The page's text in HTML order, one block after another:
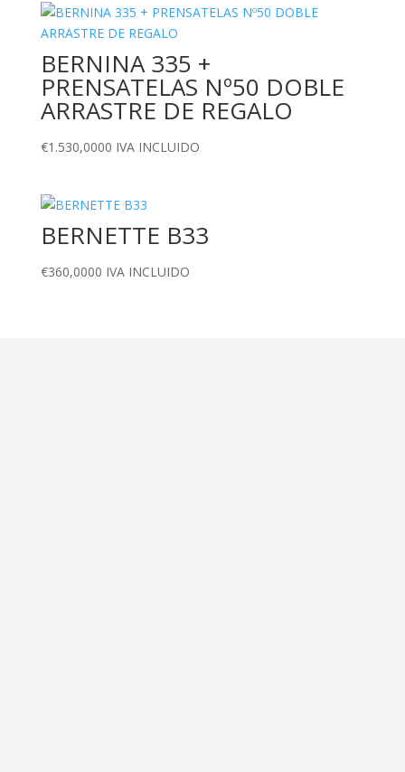
BERNINA 335 +
PRENSATELAS Nº50 DOBLE
ARRASTRE DE REGALO
€1.530,0000 IVA INCLUIDO
BERNETTE B33
€360,0000 IVA INCLUIDO